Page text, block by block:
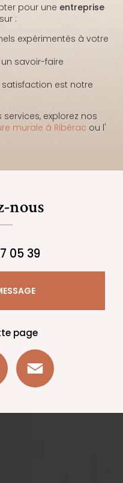
pour une entreprise
:
expérimentés à votre
savoir-faire
satisfaction est notre
explorez nos
murale à Ribérac ou l'
nous
05 39
page